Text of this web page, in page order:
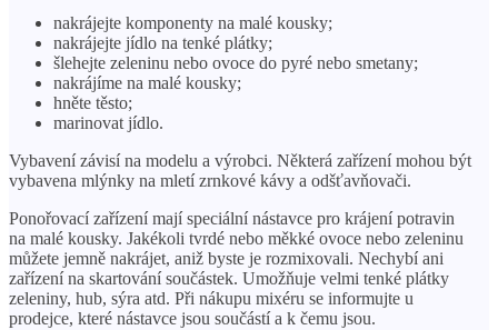
nakrájejte komponenty na malé kousky;
nakrájejte jídlo na tenké plátky;
šlehejte zeleninu nebo ovoce do pyré nebo smetany;
nakrájíme na malé kousky;
hněte těsto;
marinovat jídlo.
Vybavení závisí na modelu a výrobci. Některá zařízení mohou být
vybavena mlýnky na mletí zrnkové kávy a odšťavňovači.
Ponořovací zařízení mají speciální nástavce pro krájení potravin
na malé kousky. Jakékoli tvrdé nebo měkké ovoce nebo zeleninu
můžete jemně nakrájet, aniž byste je rozmixovali. Nechybí ani
zařízení na skartování součástek. Umožňuje velmi tenké plátky
zeleniny, hub, sýra atd. Při nákupu mixéru se informujte u
prodejce, které nástavce jsou součástí a k čemu jsou.